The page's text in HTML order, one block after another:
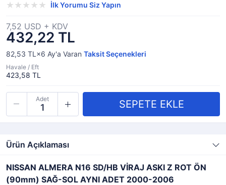
İlk Yorumu Siz Yapın
432,22 TL
7,52 USD + KDV
82,53 TL×6 Ay'a Varan Taksit Seçenekleri
Havale / Eft
423,58 TL
Adet
Ürün Açıklaması
NISSAN ALMERA N16 SD/HB VİRAJ ASKI Z ROT ÖN
(90mm) SAĞ-SOL AYNI ADET 2000-2006